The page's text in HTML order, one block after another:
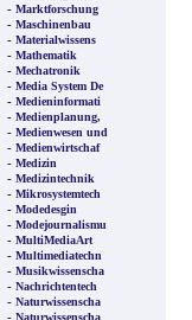
- Marktforschung
- Maschinenbau
- Materialwissens
- Mathematik
- Mechatronik
- Media System De
- Medieninformati
- Medienplanung,
- Medienwesen und
- Medienwirtschaf
- Medizin
- Medizintechnik
- Mikrosystemtech
- Modedesgin
- Modejournalismu
- MultiMediaArt
- Multimediatechn
- Musikwissenscha
- Nachrichtentech
- Naturwissenscha
- Naturwissenscha